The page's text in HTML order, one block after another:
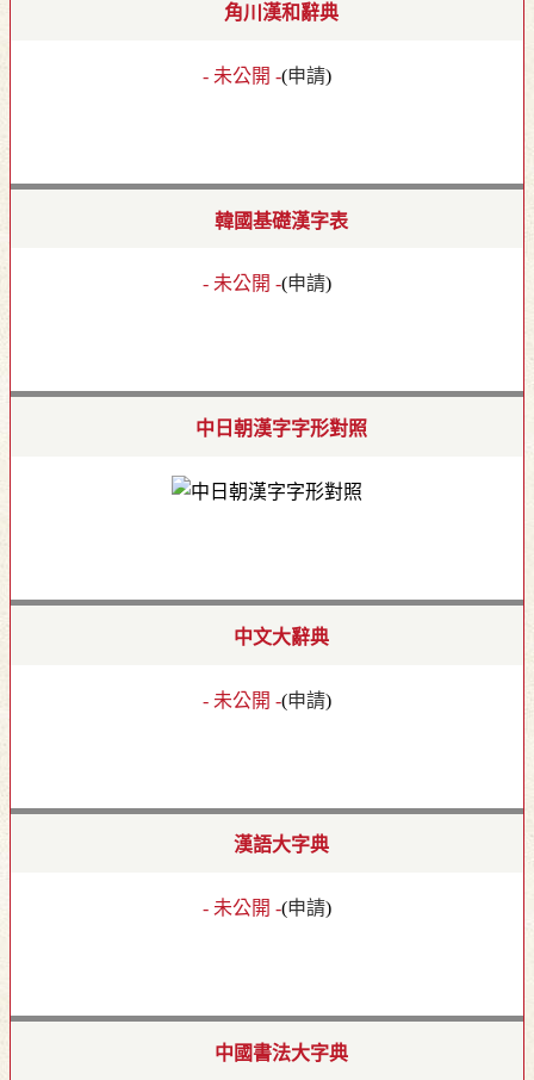
角川漢和辭典
- 未公開 -(申請)
韓國基礎漢字表
- 未公開 -(申請)
中日朝漢字字形對照
中文大辭典
- 未公開 -(申請)
漢語大字典
- 未公開 -(申請)
中國書法大字典